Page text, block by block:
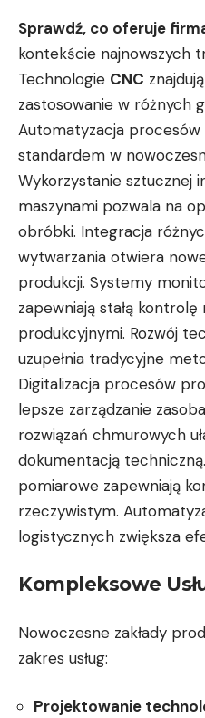
Sprawdź, co oferuje
kontekście najnowszych
Technologie CNC
zastosowanie w różnych
Automatyzacja
standardem w
Wykorzystanie sztucznej
maszynami pozwala na
obróbki. Integracja
wytwarzania otwiera
produkcji. Systemy
zapewniają stałą
produkcyjnymi. Rozwój
uzupełnia tradycyjne
Digitalizacja procesów
lepsze zarządzanie
rozwiązań chmurowych
dokumentacją
pomiarowe zapewniają
rzeczywistym.
logistycznych zwiększa
Kompleksowe
Nowoczesne zakłady
zakres usług:
Projektowanie